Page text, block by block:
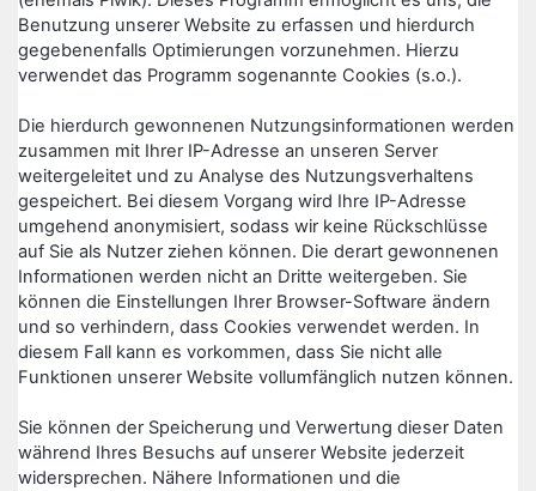
Benutzung unserer Website zu erfassen und hierdurch
gegebenenfalls Optimierungen vorzunehmen. Hierzu
verwendet das Programm sogenannte Cookies (s.o.).
Die hierdurch gewonnenen Nutzungsinformationen werden
zusammen mit Ihrer IP-Adresse an unseren Server
weitergeleitet und zu Analyse des Nutzungsverhaltens
gespeichert. Bei diesem Vorgang wird Ihre IP-Adresse
umgehend anonymisiert, sodass wir keine Rückschlüsse
auf Sie als Nutzer ziehen können. Die derart gewonnenen
Informationen werden nicht an Dritte weitergeben. Sie
können die Einstellungen Ihrer Browser-Software ändern
und so verhindern, dass Cookies verwendet werden. In
diesem Fall kann es vorkommen, dass Sie nicht alle
Funktionen unserer Website vollumfänglich nutzen können.
Sie können der Speicherung und Verwertung dieser Daten
während Ihres Besuchs auf unserer Website jederzeit
widersprechen. Nähere Informationen und die